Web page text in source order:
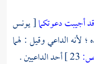
قد أجيبت دعوتكما[ يونس
لأنه الداعي وقيل : لهما
أحد الداعيين .